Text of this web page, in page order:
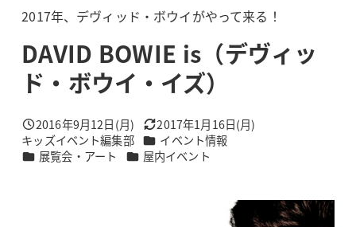
2017年、デヴィッド・ボウイがやって来る！
DAVID BOWIE is（デヴィッ
ド・ボウイ・イズ）
投稿日
2016年9月12日(月) 更新日
2017年1月16日(月)
著
者
キッズイベント編集部 カテゴリー
イベント情報
カテゴリー
展覧会・アート カテゴリー
屋内イベント